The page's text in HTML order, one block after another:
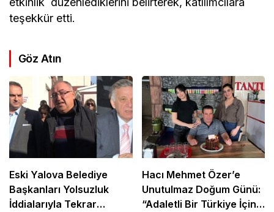
teşekkür etti.
Göz Atın
Eski Yalova Belediye
Başkanları Yolsuzluk
İddialarıyla Tekrar
Hacı Mehmet Özer’e
Unutulmaz Doğum Günü:
“Adaletli Bir Türkiye İçin